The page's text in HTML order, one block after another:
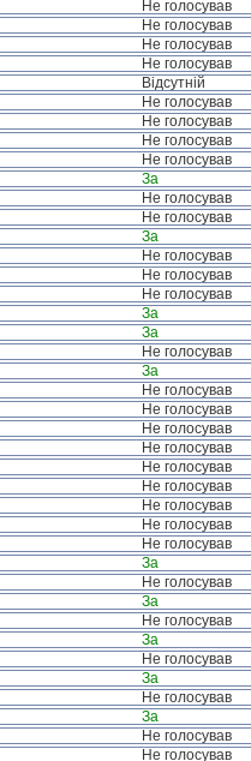
Не голосував
Не голосував
Не голосував
Не голосував
Відсутній
Не голосував
Не голосував
Не голосував
Не голосував
За
Не голосував
Не голосував
За
Не голосував
Не голосував
Не голосував
За
За
Не голосував
За
Не голосував
Не голосував
Не голосував
Не голосував
Не голосував
Не голосував
Не голосував
Не голосував
Не голосував
За
Не голосував
За
Не голосував
За
Не голосував
За
Не голосував
За
Не голосував
Не голосував